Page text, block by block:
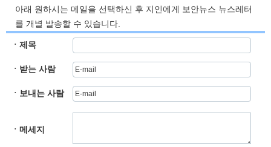
아래 원하시는 메일을 선택하신 후 지인에게 보안뉴스 뉴스레터
를 개별 발송할 수 있습니다.
ㆍ제목
ㆍ받는 사람
ㆍ보내는 사람
ㆍ메세지